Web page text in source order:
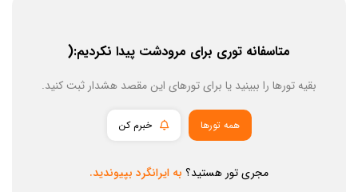
متاسفانه توری برای مرودشت پیدا نکردیم:(
بقیه تورها را ببینید یا برای تورهای این مقصد هشدار ثبت کنید.
همه تورها خبرم کن
مجری تور هستید؟ به ایرانگرد بپیوندید.